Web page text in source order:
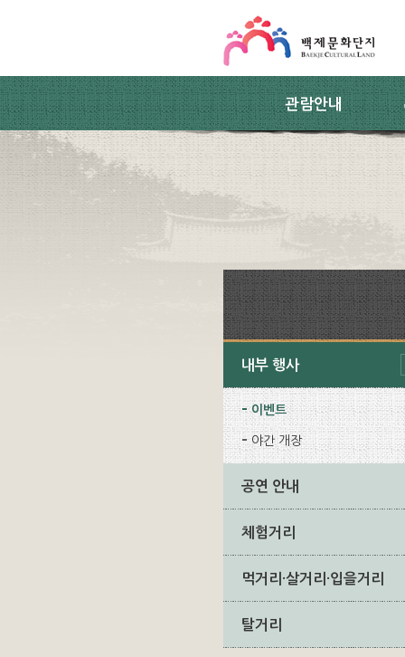
관람안내
내부 행사
이벤트
야간 개장
공연 안내
체험거리
먹거리·살거리·입을거리
탈거리